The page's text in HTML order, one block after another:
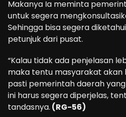
Makanya Ia meminta
untuk segera
Sehingga bisa segera
petunjuk dari pusat.
“Kalau tidak ada penjelasan
maka tentu masyarakat akan
pasti pemerintah daerah
ini harus segera diperjelas,
tandasnya. (RG-56)